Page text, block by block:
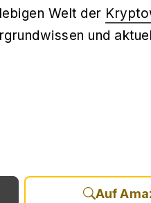
Welt der
und
Auf